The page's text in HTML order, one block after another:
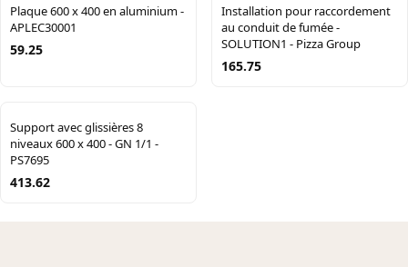
Plaque 600 x 400 en aluminium -
APLEC30001
59.25
Installation pour raccordement
au conduit de fumée -
SOLUTION1 - Pizza Group
165.75
Support avec glissières 8
niveaux 600 x 400 - GN 1/1 -
PS7695
413.62